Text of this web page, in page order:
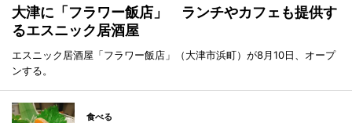
大津に「フラワー飯店」 ランチやカフェも提供す
るエスニック居酒屋
エスニック居酒屋「フラワー飯店」（大津市浜町）が8月10日、オープ
ンする。
食べる